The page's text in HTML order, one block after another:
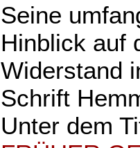
Seine
Hinblick auf
Widerstand
Schrift
Unter dem